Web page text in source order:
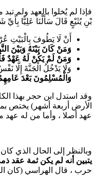
لم يُخلوا بالعهد ولم تبد
يُثَيْعٍ قَالَ سَأَلْنَا عَلِيًّا بِأَيِّ
أَنْ لَا يَطُوفَ بِالْبَيْتِ
وَمَنْ كَانَ بَيْنَهُ وَبَيْنَ
وَمَنْ لَمْ يَكُنْ لَهُ عَهْدٌ
وَلَا يَدْخُلُ الْجَنَّةَ إِلَّا
وَالْمُسْلِمُونَ بَعْدَ عَامِهِمْ
استدل ابن حجر بهذا
أربعة أشهر) يختص
أصلا ، وأما من له عهد
إلى الحال الذي كان
أنه لم يكن ثمة عقد ذمة
، قال الهراسي (كان